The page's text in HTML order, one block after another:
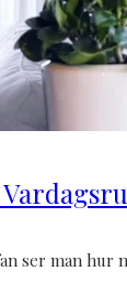
ser man